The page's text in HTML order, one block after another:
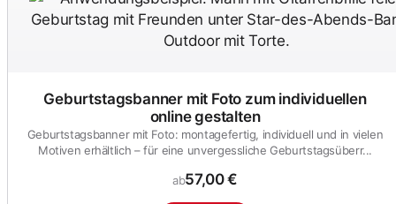
Geburtstagsbanner mit Foto zum individuellen
online gestalten
Geburtstagsbanner mit Foto: montagefertig, individuell und in vielen
Motiven erhältlich – für eine unvergessliche Geburtstagsüberr...
ab57,00 €